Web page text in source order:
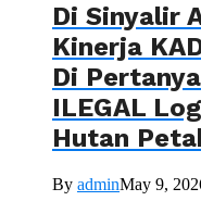
Di Sinyalir
Kinerja
Di
ILEGAL
Hutan
By adminMay 9,